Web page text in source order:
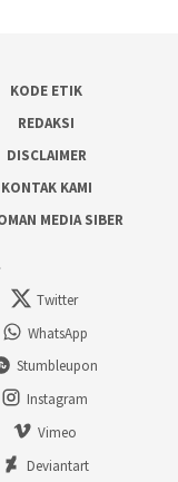
KODE ETIK
REDAKSI
DISCLAIMER
KONTAK KAMI
MEDIA SIBER
Twitter
WhatsApp
Stumbleupon
Instagram
Vimeo
Deviantart